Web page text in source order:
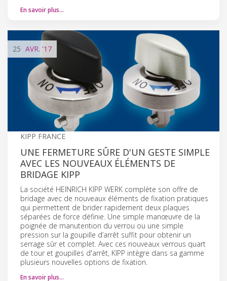
En savoir plus…
25 AVR. '17
KIPP FRANCE
UNE FERMETURE SÛRE D'UN GESTE SIMPLE
AVEC LES NOUVEAUX ÉLÉMENTS DE
BRIDAGE KIPP
La société HEINRICH KIPP WERK complète son offre de
bridage avec de nouveaux éléments de fixation pratiques
qui permettent de brider rapidement deux plaques
séparées de force définie. Une simple manœuvre de la
poignée de manutention du verrou ou une simple
pression sur la goupille d’arrêt suffit pour obtenir un
serrage sûr et complet. Avec ces nouveaux verrous quart
de tour et goupilles d'arrêt, KIPP intègre dans sa gamme
plusieurs nouvelles options de fixation.
En savoir plus…